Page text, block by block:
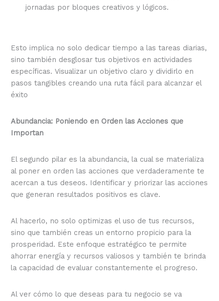
jornadas por bloques creativos y lógicos.
Esto implica no solo dedicar tiempo a las tareas diarias,
sino también desglosar tus objetivos en actividades
específicas. Visualizar un objetivo claro y dividirlo en
pasos tangibles creando una ruta fácil para alcanzar el
éxito
Abundancia: Poniendo en Orden las Acciones que
Importan
El segundo pilar es la abundancia, la cual se materializa
al poner en orden las acciones que verdaderamente te
acercan a tus deseos. Identificar y priorizar las acciones
que generan resultados positivos es clave.
Al hacerlo, no solo optimizas el uso de tus recursos,
sino que también creas un entorno propicio para la
prosperidad. Este enfoque estratégico te permite
ahorrar energía y recursos valiosos y también te brinda
la capacidad de evaluar constantemente el progreso.
Al ver cómo lo que deseas para tu negocio se va